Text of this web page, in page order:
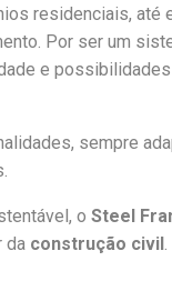
residenciais, até
Por ser um
e
sempre
o Steel
da construção civil.